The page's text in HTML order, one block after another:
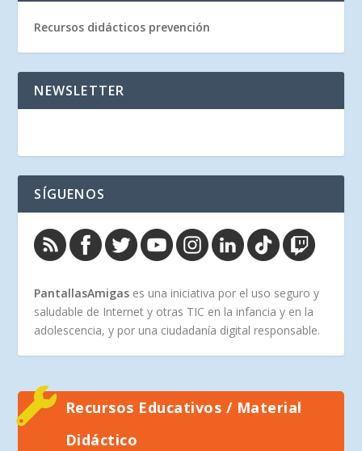
Recursos didácticos prevención
NEWSLETTER
SÍGUENOS
PantallasAmigas es una iniciativa por el uso seguro y
saludable de Internet y otras TIC en la infancia y en la
adolescencia, y por una ciudadanía digital responsable.
Recursos Educativos / Material
Didáctico